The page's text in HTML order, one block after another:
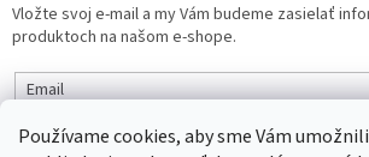
Používame cookies, aby sme Vám
Vložte svoj e-mail a my Vám budeme zasielať
produktoch na našom e-shope.
Email
PRIHLÁSIŤ SA